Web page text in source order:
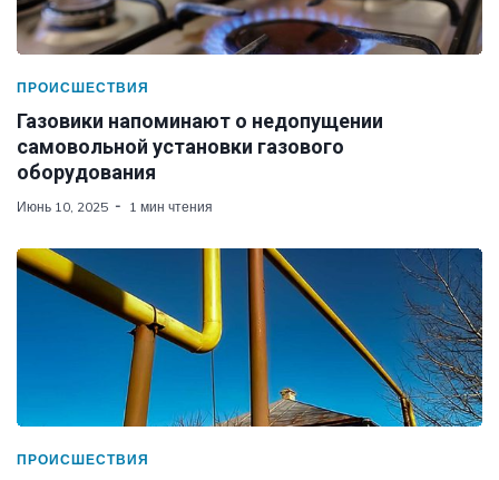
ПРОИСШЕСТВИЯ
Газовики напоминают о недопущении
самовольной установки газового
оборудования
Июнь 10, 2025 1 мин чтения
ПРОИСШЕСТВИЯ